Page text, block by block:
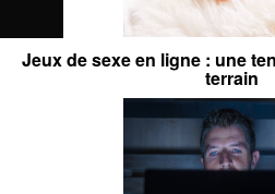
Jeux de sexe en ligne : une
terrain